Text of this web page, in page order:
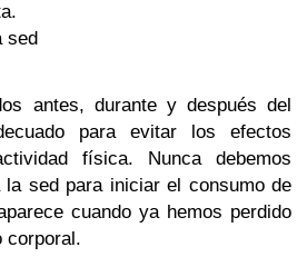
sed
antes, durante y después del
para evitar los efectos
física. Nunca debemos
la sed para iniciar el consumo de
cuando ya hemos perdido
corporal.